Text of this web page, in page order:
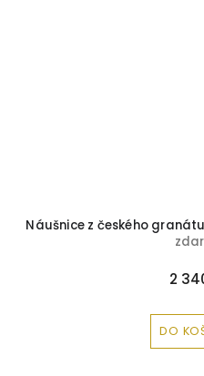
Náušnice z českého granátu
2
DO